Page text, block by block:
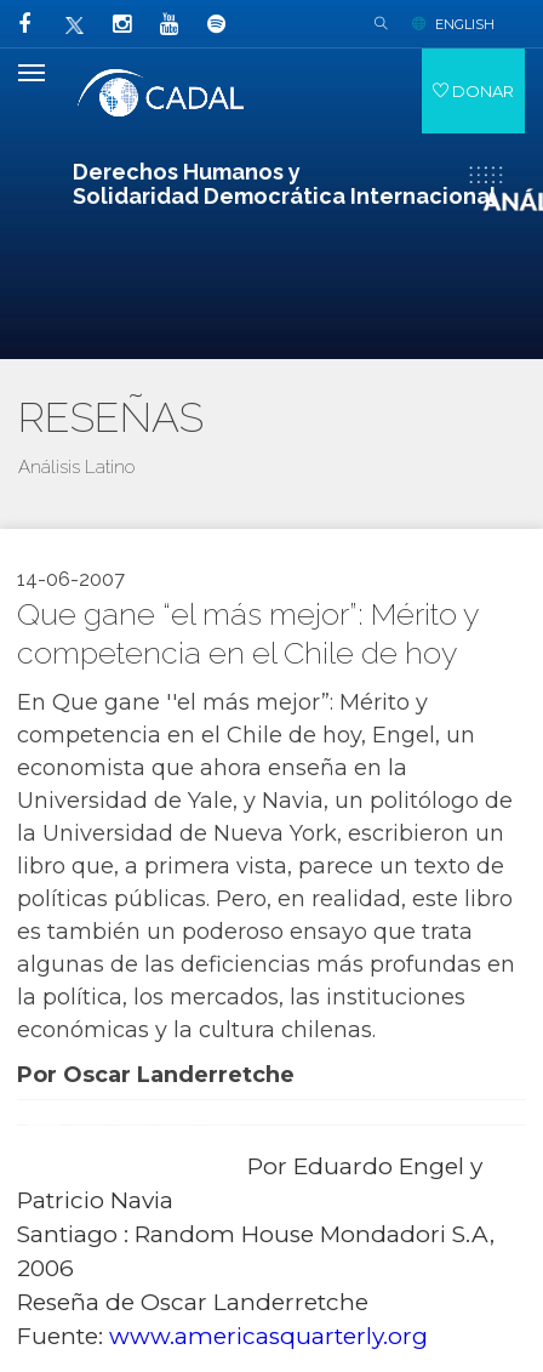
Derechos Humanos y
Solidaridad Democrática Internacional
ENGLISH
DONAR
RESEÑAS
Análisis Latino
14-06-2007
Que gane “el más mejor”: Mérito y
competencia en el Chile de hoy
En Que gane ''el más mejor”: Mérito y
competencia en el Chile de hoy, Engel, un
economista que ahora enseña en la
Universidad de Yale, y Navia, un politólogo de
la Universidad de Nueva York, escribieron un
libro que, a primera vista, parece un texto de
políticas públicas. Pero, en realidad, este libro
es también un poderoso ensayo que trata
algunas de las deficiencias más profundas en
la política, los mercados, las instituciones
económicas y la cultura chilenas.
Por Oscar Landerretche
Por Eduardo Engel y
Patricio Navia
Santiago : Random House Mondadori S.A,
2006
Reseña de Oscar Landerretche
Fuente: www.americasquarterly.org